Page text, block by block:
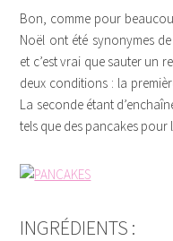
Bon, comme pour
Noël ont été synonymes
et c’est vrai que sauter un
deux conditions : la
La seconde étant
tels que des pancakes pour
INGRÉDIENTS :